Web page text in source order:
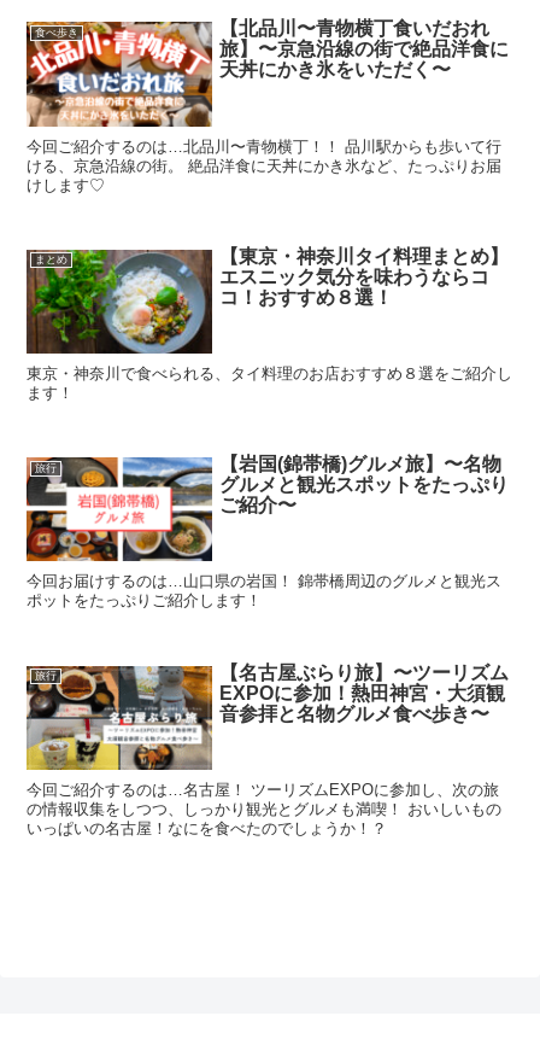
食べ歩き
【北品川〜青物横丁食いだおれ
旅】〜京急沿線の街で絶品洋食に
天丼にかき氷をいただく〜
今回ご紹介するのは…北品川〜青物横丁！！ 品川駅からも歩いて行
ける、京急沿線の街。 絶品洋食に天丼にかき氷など、たっぷりお届
けします♡
まとめ
【東京・神奈川タイ料理まとめ】
エスニック気分を味わうならコ
コ！おすすめ８選！
東京・神奈川で食べられる、タイ料理のお店おすすめ８選をご紹介し
ます！
旅行
【岩国(錦帯橋)グルメ旅】〜名物
グルメと観光スポットをたっぷり
ご紹介〜
今回お届けするのは…山口県の岩国！ 錦帯橋周辺のグルメと観光ス
ポットをたっぷりご紹介します！
旅行
【名古屋ぶらり旅】〜ツーリズム
EXPOに参加！熱田神宮・大須観
音参拝と名物グルメ食べ歩き〜
今回ご紹介するのは…名古屋！ ツーリズムEXPOに参加し、次の旅
の情報収集をしつつ、しっかり観光とグルメも満喫！ おいしいもの
いっぱいの名古屋！なにを食べたのでしょうか！？